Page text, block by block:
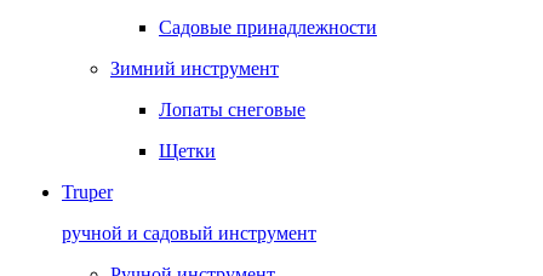
Садовые принадлежности
Зимний инструмент
Лопаты снеговые
Щетки
Truper
ручной и садовый инструмент